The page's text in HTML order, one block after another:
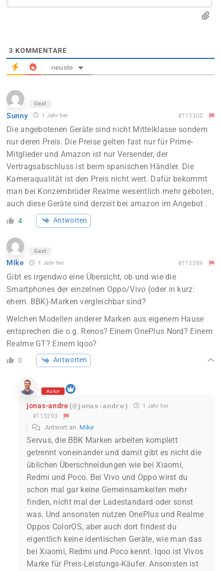
3 KOMMENTARE
neuste
Gast
Sunny 1 Jahr her #113302
Die angebotenen Geräte sind nicht Mittelklasse sondern
nur deren Preis. Die Preise gelten fast nur für Prime-
Mitglieder und Amazon ist nur Versender, der
Vertragsabschluss ist beim spanischen Händler. Die
Kameraqualität ist den Preis nicht wert. Dafür bekommt
man bei Konzernbrüder Realme wesentlich mehr geboten,
auch diese Geräte sind derzeit bei amazon im Angebot .
4 Antworten
Gast
Mike 1 Jahr her #113289
Gibt es irgendwo eine Übersicht, ob und wie die
Smartphones der einzelnen Oppo/Vivo (oder in kurz:
ehem. BBK)-Marken vergleichbar sind?
Welchen Modellen anderer Marken aus eigenem Hause
entsprechen die o.g. Renos? Einem OnePlus Nord? Einem
Realme GT? Einem Iqoo?
0 Antworten
Autor
jonas-andre(@jonas-andre) 1 Jahr her
#113293
Antwort an Mike
Servus, die BBK Marken arbeiten komplett
getrennt voneinander und damit gibt es nicht die
üblichen Überschneidungen wie bei Xiaomi,
Redmi und Poco. Bei Vivo und Oppo wirst du
schon mal gar keine Gemeinsamkeiten mehr
finden, nicht mal der Ladestandard oder sonst
was. Und ansonsten nutzen OnePlus und Realme
Oppos ColorOS, aber auch dort findest du
eigentlich keine identischen Geräte, wie man das
bei Xiaomi, Redmi und Poco kennt. Iqoo ist Vivos
Marke für Preis-Leistungs-Käufer. Ansonsten ist